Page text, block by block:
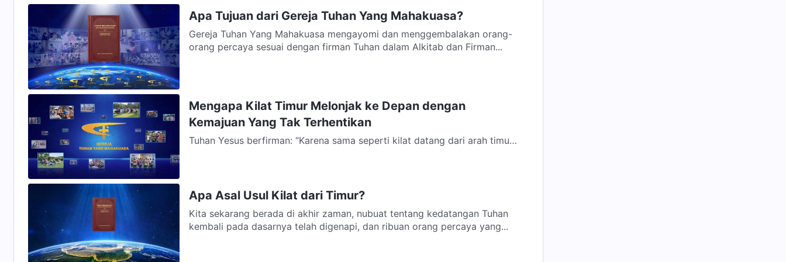
Apa Tujuan dari Gereja Tuhan Yang Mahakuasa?
Gereja Tuhan Yang Mahakuasa mengayomi dan menggembalakan orang-
orang percaya sesuai dengan firman Tuhan dalam Alkitab dan Firman...
Mengapa Kilat Timur Melonjak ke Depan dengan
Kemajuan Yang Tak Terhentikan
Tuhan Yesus berfirman: “Karena sama seperti kilat datang dari arah timur
Apa Asal Usul Kilat dari Timur?
Kita sekarang berada di akhir zaman, nubuat tentang kedatangan Tuhan
kembali pada dasarnya telah digenapi, dan ribuan orang percaya yang...